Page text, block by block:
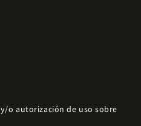
o autorización de uso sobre